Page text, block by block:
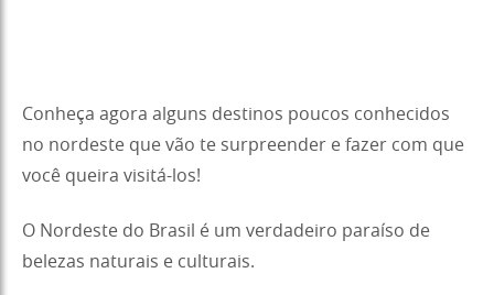
Conheça agora alguns destinos poucos conhecidos
no nordeste que vão te surpreender e fazer com que
você queira visitá-los!
O Nordeste do Brasil é um verdadeiro paraíso de
belezas naturais e culturais.